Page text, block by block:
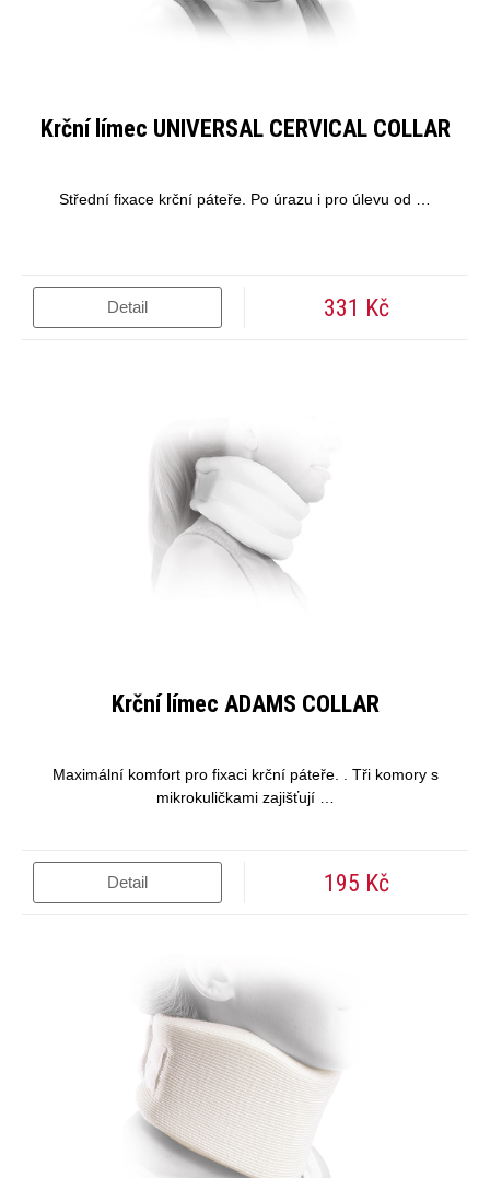
Krční límec UNIVERSAL CERVICAL COLLAR
Střední fixace krční páteře. Po úrazu i pro úlevu od …
Detail 331 Kč
Krční límec ADAMS COLLAR
Maximální komfort pro fixaci krční páteře. . Tři komory s
mikrokuličkami zajišťují …
Detail 195 Kč